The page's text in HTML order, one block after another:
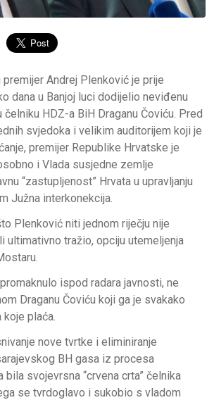
Andrej Plenković je prije
dana u Banjoj luci dodijelio neviđenu
čelniku HDZ-a BiH Draganu Čoviću. Pred
svjedoka i velikim auditorijem koji je
premijer Republike Hrvatske je
i Vlada susjedne zemlje
“zastupljenost” Hrvata u upravljanju
Južna interkonekcija.
Plenković niti jednom riječju nije
ultimativno tražio, opciju utemeljenja
ispod radara javnosti, ne
Draganu Čoviću koji ga je svakako
koje plaća.
nove tvrtke i eliminiranje
BH gasa iz procesa
bila svojevrsna “crvena crta” čelnika
se tvrdoglavo i sukobio s vladom